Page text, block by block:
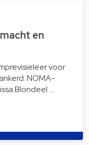
en
voor
NOMA-
Blondeel …